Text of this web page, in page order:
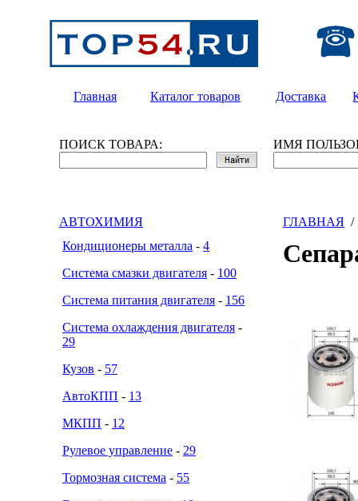
Главная Каталог товаров Доставка
ПОИСК ТОВАРА: ИМЯ
АВТОХИМИЯ
Кондиционеры металла - 4
Система смазки двигателя - 100
Система питания двигателя - 156
Система охлаждения двигателя -
29
Кузов - 57
АвтоКПП - 13
МКПП - 12
Рулевое управление - 29
Тормозная система - 55
ГЛАВНАЯ